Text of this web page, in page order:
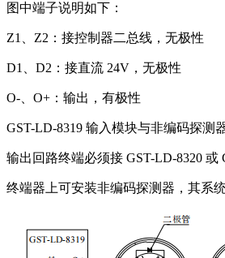
图中端子说明如下：
Z1、Z2：接控制器二总线，无极性
D1、D2：接直流 24V，无极性
O-、O+：输出，有极性
GST-LD-8319 输入模块与非编码探测
输出回路终端必须接 GST-LD-8320
终端器上可安装非编码探测器，其系